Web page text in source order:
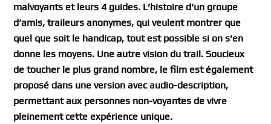
malvoyants et leurs 4 guides. L’histoire d’un groupe
d’amis, traileurs anonymes, qui veulent montrer que
quel que soit le handicap, tout est possible si on s’en
donne les moyens. Une autre vision du trail. Soucieux
de toucher le plus grand nombre, le film est également
proposé dans une version avec audio-description,
permettant aux personnes non-voyantes de vivre
pleinement cette expérience unique.